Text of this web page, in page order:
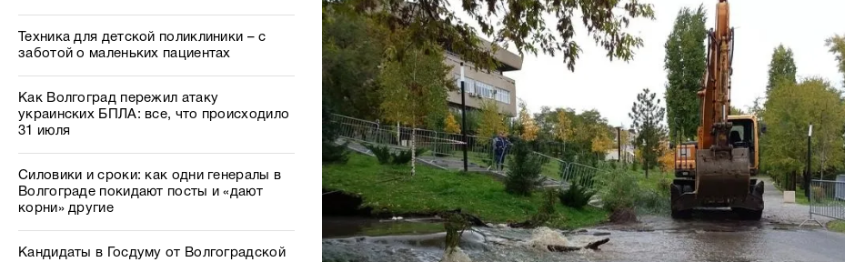
Техника для детской поликлиники – с
заботой о маленьких пациентах
Как Волгоград пережил атаку
украинских БПЛА: все, что происходило
31 июля
Силовики и сроки: как одни генералы в
Волгограде покидают посты и «дают
корни» другие
Кандидаты в Госдуму от Волгоградской